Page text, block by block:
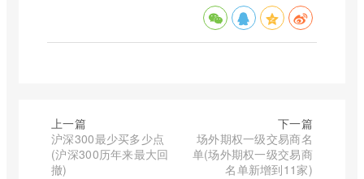
上一篇
沪深300最少买多少点
(沪深300历年来最大回
撤)
下一篇
场外期权一级交易商名
单(场外期权一级交易商
名单新增到11家)